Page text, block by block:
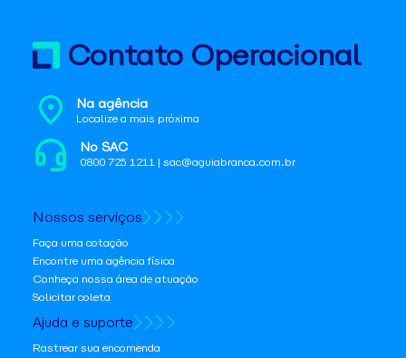
Contato Operacional
Na agência
Localize a mais próxima
No SAC
0800 725 1211 | sac@aguiabranca.com.br
Nossos serviços
Faça uma cotação
Encontre uma agência física
Conheça nossa área de atuação
Solicitar coleta
Ajuda e suporte
Rastrear sua encomenda